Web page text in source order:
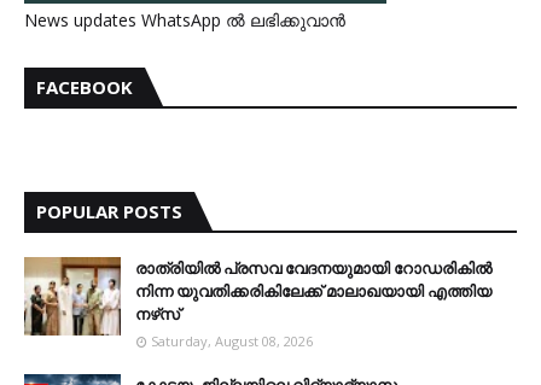
News updates WhatsApp ൽ ലഭിക്കുവാൻ
FACEBOOK
POPULAR POSTS
രാത്രിയില്‍ പ്രസവ വേദനയുമായി റോഡരികില്‍
നിന്ന യുവതിക്കരികിലേക്ക് മാലാഖയായി എത്തിയ
നഴ്‌സ്
Saturday, August 08, 2026